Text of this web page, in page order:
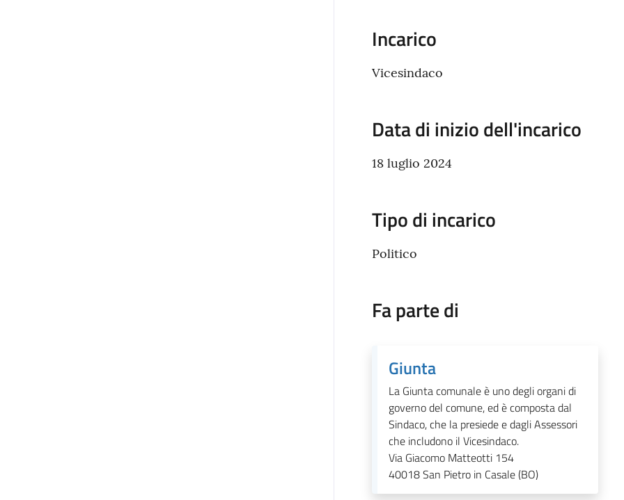
Incarico
Vicesindaco
Data di inizio dell'incarico
18 luglio 2024
Tipo di incarico
Politico
Fa parte di
Giunta
La Giunta comunale è uno degli organi di
governo del comune, ed è composta dal
Sindaco, che la presiede e dagli Assessori
che includono il Vicesindaco.
Via Giacomo Matteotti 154
40018San Pietro in Casale (BO)